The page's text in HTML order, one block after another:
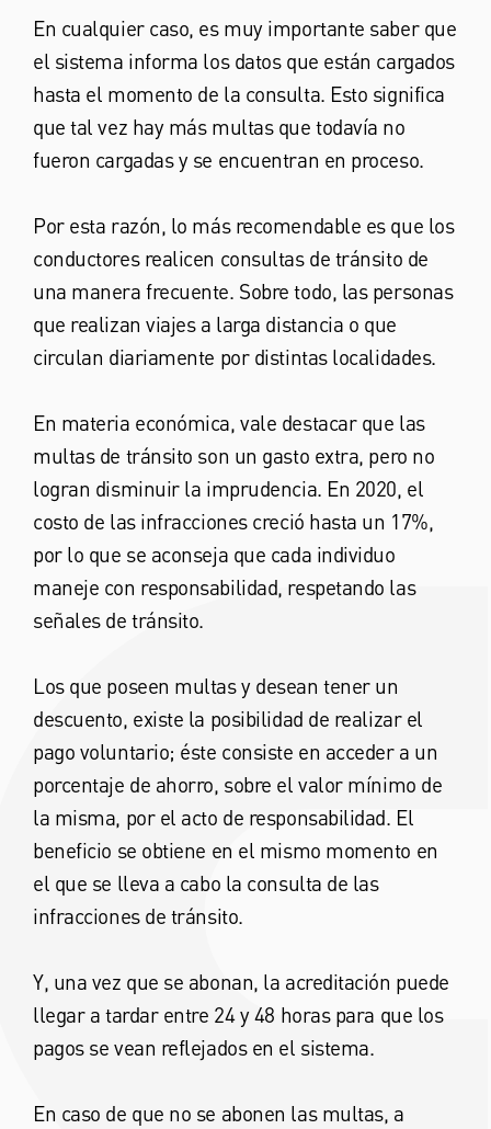
En cualquier caso, es muy importante saber que
el sistema informa los datos que están cargados
hasta el momento de la consulta. Esto significa
que tal vez hay más multas que todavía no
fueron cargadas y se encuentran en proceso.
Por esta razón, lo más recomendable es que los
conductores realicen consultas de tránsito de
una manera frecuente. Sobre todo, las personas
que realizan viajes a larga distancia o que
circulan diariamente por distintas localidades.
En materia económica, vale destacar que las
multas de tránsito son un gasto extra, pero no
logran disminuir la imprudencia. En 2020, el
costo de las infracciones creció hasta un 17%,
por lo que se aconseja que cada individuo
maneje con responsabilidad, respetando las
señales de tránsito.
Los que poseen multas y desean tener un
descuento, existe la posibilidad de realizar el
pago voluntario; éste consiste en acceder a un
porcentaje de ahorro, sobre el valor mínimo de
la misma, por el acto de responsabilidad. El
beneficio se obtiene en el mismo momento en
el que se lleva a cabo la consulta de las
infracciones de tránsito.
Y, una vez que se abonan, la acreditación puede
llegar a tardar entre 24 y 48 horas para que los
pagos se vean reflejados en el sistema.
En caso de que no se abonen las multas, a